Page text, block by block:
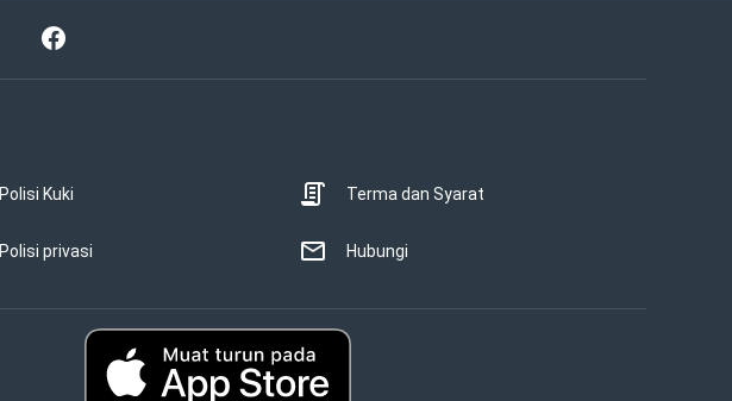
Polisi Kuki
Polisi privasi
Terma dan Syarat
Hubungi